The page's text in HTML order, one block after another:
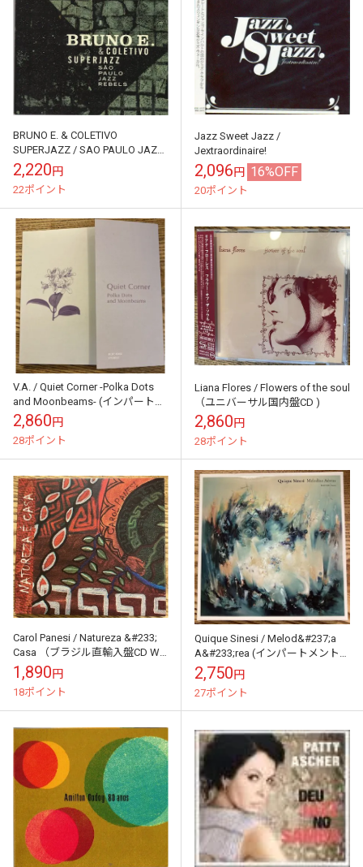
BRUNO E. & COLETIVO
SUPERJAZZ / SAO PAULO JAZZ
REBELS (ブラジル直輸...
2,220円
22ポイント
Jazz Sweet Jazz /
Jextraordinaire!
2,096円 16%OFF
20ポイント
V.A. / Quiet Corner -Polka Dots
and Moonbeams- (インパートメ
ント社国内盤CD)
2,860円
28ポイント
Liana Flores / Flowers of the soul
（ユニバーサル国内盤CD )
2,860円
28ポイント
Carol Panesi / Natureza &#233;
Casa （ブラジル直輸入盤CD W
ポケット紙ジャケ仕様)
1,890円
18ポイント
Quique Sinesi / Melod&#237;a
A&#233;rea (インパートメント社
国内盤CD)
2,750円
27ポイント